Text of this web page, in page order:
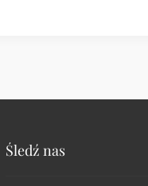
Śledź nas